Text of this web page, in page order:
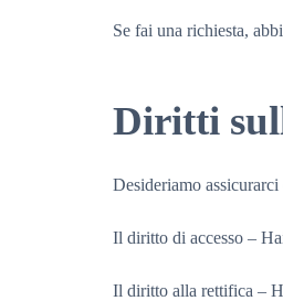
Se fai una richiesta,
Diritti
Desideriamo
Il diritto di accesso –
Il diritto alla rettifica –